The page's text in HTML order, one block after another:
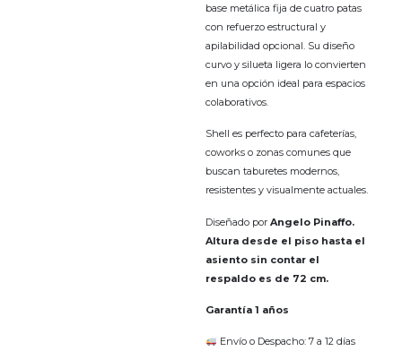
base metálica fija de cuatro patas
con refuerzo estructural y
apilabilidad opcional. Su diseño
curvo y silueta ligera lo convierten
en una opción ideal para espacios
colaborativos.
Shell es perfecto para cafeterías,
coworks o zonas comunes que
buscan taburetes modernos,
resistentes y visualmente actuales.
Diseñado por Angelo Pinaffo.
Altura desde el piso hasta el
asiento sin contar el
respaldo es de 72 cm.
Garantía 1 años
Envío o Despacho: 7 a 12 días